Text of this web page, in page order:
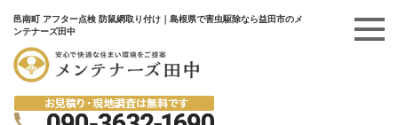
邑南町 アフター点検 防鼠網取り付け｜島根県で害虫駆除なら益田市のメ
ンテナーズ田中